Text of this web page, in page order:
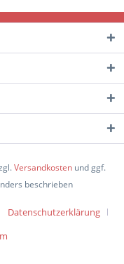
Versandkosten und ggf.
beschrieben
Datenschutzerklärung